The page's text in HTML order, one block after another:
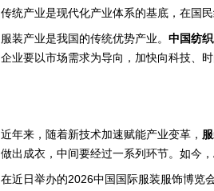
传统产业是现代化产业体系的基底，在国
服装产业是我国的传统优势产业。 中国纺
企业要以市场需求为导向，加快向科技、时
近年来，随着新技术加速赋能产业变革，
做出成衣，中间要经过一系列环节。如今
在近日举办的2026中国国际服装服饰博览